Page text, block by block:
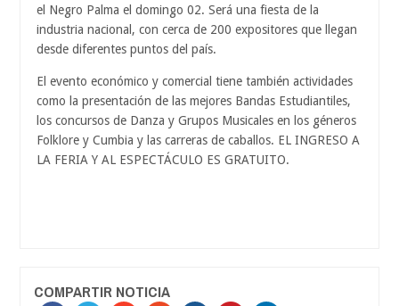
el Negro Palma el domingo 02. Será una fiesta de la
industria nacional, con cerca de 200 expositores que llegan
desde diferentes puntos del país.
El evento económico y comercial tiene también actividades
como la presentación de las mejores Bandas Estudiantiles,
los concursos de Danza y Grupos Musicales en los géneros
Folklore y Cumbia y las carreras de caballos. EL INGRESO A
LA FERIA Y AL ESPECTÁCULO ES GRATUITO.
COMPARTIR NOTICIA